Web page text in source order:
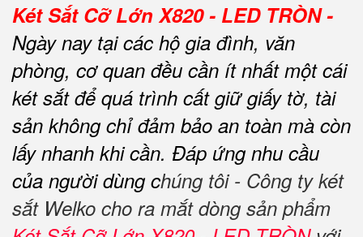
Két Sắt Cỡ Lớn X820 - LED TRÒN -
Ngày nay tại các hộ gia đình, văn
phòng, cơ quan đều cần ít nhất một cái
két sắt để quá trình cất giữ giấy tờ, tài
sản không chỉ đảm bảo an toàn mà còn
lấy nhanh khi cần. Đáp ứng nhu cầu
của người dùng chúng tôi - Công ty két
sắt Welko cho ra mắt dòng sản phẩm